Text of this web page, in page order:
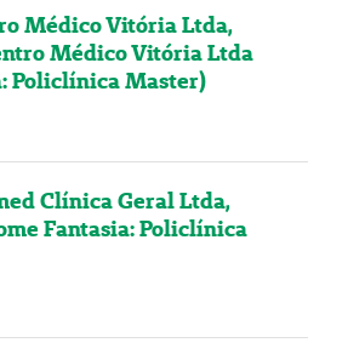
Médico Vitória Ltda,
Médico Vitória Ltda
Policlínica Master)
Clínica Geral Ltda,
Fantasia: Policlínica